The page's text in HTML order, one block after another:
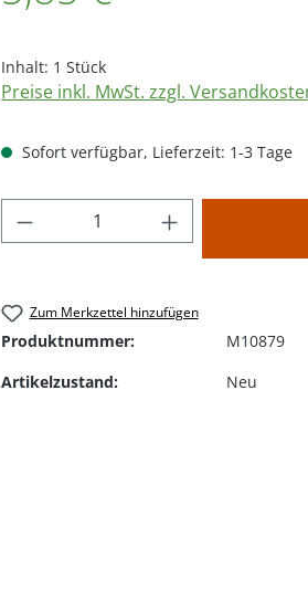
Inhalt: 1 Stück
Preise inkl. MwSt. zzgl.
Sofort verfügbar, Lieferzeit: 1-3 Tage
Produkt Anzahl: Gib
Zum Merkzettel hinzufügen
Produktnummer:
M10879
Artikelzustand:
Neu